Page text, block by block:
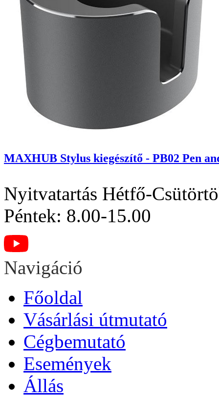
MAXHUB Stylus kiegészítő - PB02 Pen
Nyitvatartás Hétfő-
Péntek: 8.00-15.00
Navigáció
Főoldal
Vásárlási útmutató
Cégbemutató
Események
Állás